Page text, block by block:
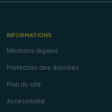
INFORMATIONS
Mentions légales
Protection des données
Plan du site
Accessibilité